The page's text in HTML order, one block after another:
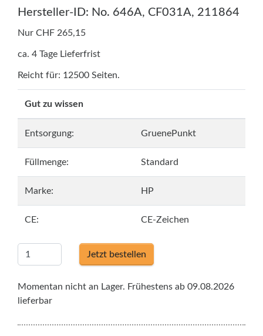
Hersteller-ID: No. 646A, CF031A, 211864
Nur CHF 265,15
ca. 4 Tage Lieferfrist
Reicht für: 12500 Seiten.
Gut zu wissen
Entsorgung: GruenePunkt
Füllmenge: Standard
Marke: HP
CE: CE-Zeichen
Jetzt bestellen
Momentan nicht an Lager. Frühestens ab 09.08.2026
lieferbar